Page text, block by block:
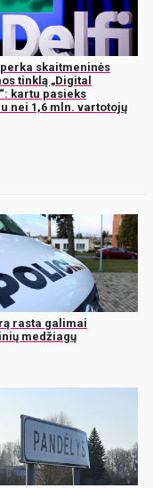
perka skaitmeninės
tinklą „Digital
kartu pasieks
nei 1,6 mln. vartotojų
rasta galimai
medžiagų